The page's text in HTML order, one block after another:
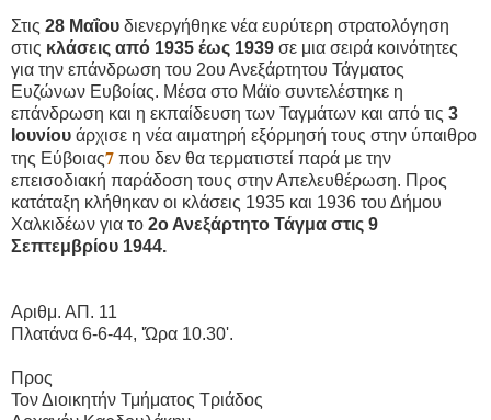
Στις 28 Μαΐου διενεργήθηκε νέα ευρύτερη στρατολόγηση
στις κλάσεις από 1935 έως 1939 σε μια σειρά κοινότητες
για την επάνδρωση του 2ου Ανεξάρτητου Τάγματος
Ευζώνων Ευβοίας. Μέσα στο Μάϊο συντελέστηκε η
επάνδρωση και η εκπαίδευση των Ταγμάτων και από τις 3
Ιουνίου άρχισε η νέα αιματηρή εξόρμησή τους στην ύπαιθρο
της Εύβοιας7 που δεν θα τερματιστεί παρά με την
επεισοδιακή παράδοση τους στην Απελευθέρωση. Προς
κατάταξη κλήθηκαν οι κλάσεις 1935 και 1936 του Δήμου
Χαλκιδέων για το 2ο Ανεξάρτητο Τάγμα στις 9
Σεπτεμβρίου 1944.
Αριθμ. ΑΠ. 11
Πλατάνα 6-6-44, 'Ώρα 10.30'.
Προς
Τον Διοικητήν Τμήματος Τριάδος